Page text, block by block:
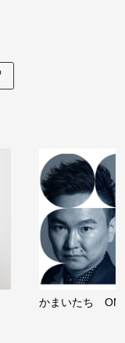
かまいたち